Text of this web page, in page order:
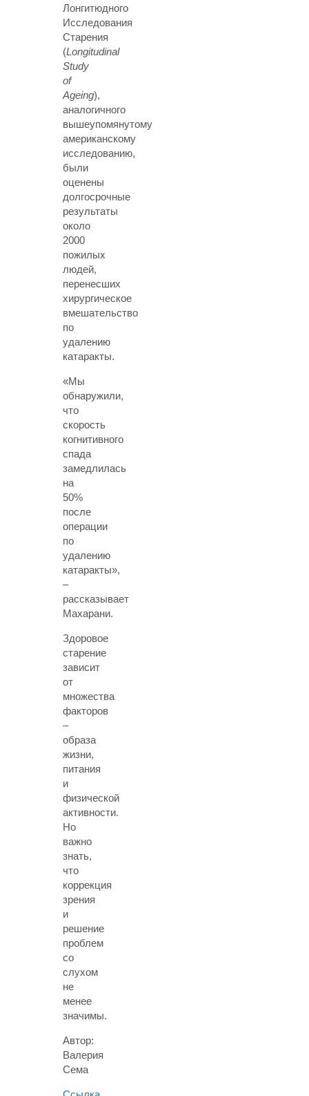
Лонгитюдного
Исследования
Старения
(Longitudinal
Study
of
Ageing),
аналогичного
вышеупомянутому
американскому
исследованию,
были
оценены
долгосрочные
результаты
около
2000
пожилых
людей,
перенесших
хирургическое
вмешательство
по
удалению
катаракты.
«Мы
обнаружили,
что
скорость
когнитивного
спада
замедлилась
на
50%
после
операции
по
удалению
катаракты»,
–
рассказывает
Махарани.
Здоровое
старение
зависит
от
множества
факторов
–
образа
жизни,
питания
и
физической
активности.
Но
важно
знать,
что
коррекция
зрения
и
решение
проблем
со
слухом
не
менее
значимы.
Автор:
Валерия
Сема